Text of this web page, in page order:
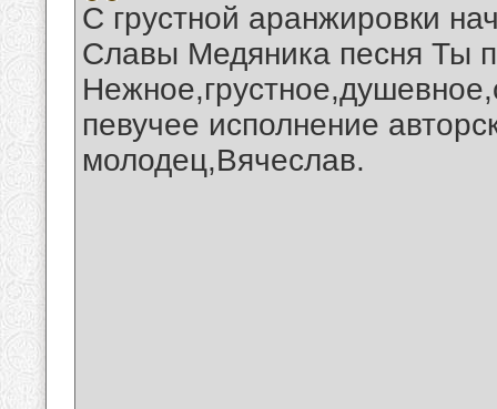
С грустной аранжировки
Славы Медяника песня Ты
певучее исполнение
молодец,Вячеслав.